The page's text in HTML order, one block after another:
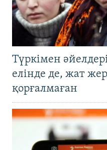
Түркімен
елінде де, жат
қорғалмаған